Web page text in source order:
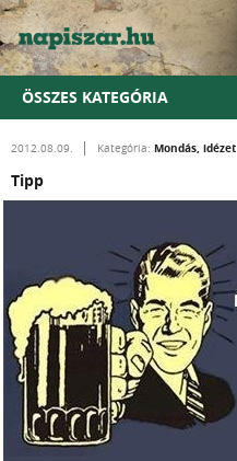
ÖSSZES KATEGÓRIA
2012.08.09. Kategória: Mondás, idézet
Tipp